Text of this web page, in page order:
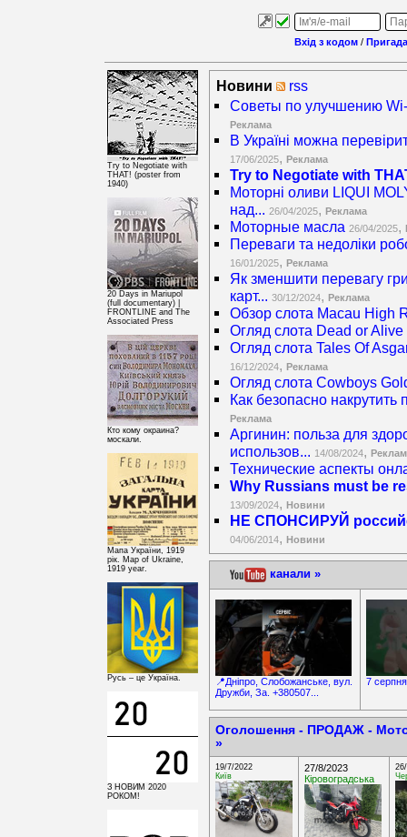
Вхід з кодом /
Try to Negotiate with
THAT! (poster from
1940)
20 Days in Mariupol
(full documentary) |
FRONTLINE and The
Associated Press
Кто кому окраина?
москали.
Мапа України, 1919
рік. Map of Ukraine,
1919 year.
Русь – це Україна.
З НОВИМ 2020
РОКОМ!
Новини
rss
Советы по улучшению
Реклама
В Україні можна
17/06/2025, Реклама
Try to Negotiate with
Моторні оливи LIQUI
над... 26/04/2025, Реклама
Моторные масла 26/04/2025,
Переваги та недоліки
16/01/2025, Реклама
Як зменшити перевагу
карт... 30/12/2024, Реклама
Обзор слота Macau High
Огляд слота Dead or
Огляд слота Tales Of
16/12/2024, Реклама
Огляд слота Cowboys
Как безопасно
Реклама
Аргинин: польза для
использов... 14/08/2024,
Технические аспекты
Why Russians must be
13/09/2024, Новини
НЕ СПОНСИРУЙ
04/06/2014, Новини
канали »
📍Дніпро, Слобожанське, вул.
Дружби, За. +380507...
7
Оголошення - ПРОДАЖ -
»
19/7/2022
Київ
27/8/2023
Кіровоградська